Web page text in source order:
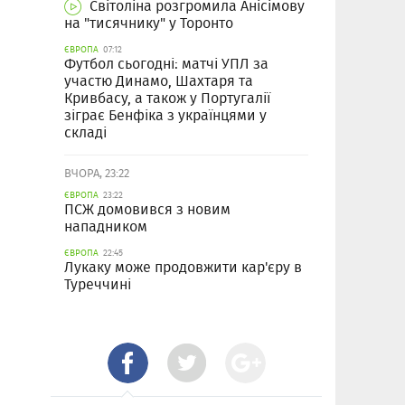
Світоліна розгромила Анісімову
на "тисячнику" у Торонто
ЄВРОПА 07:12
Футбол сьогодні: матчі УПЛ за
участю Динамо, Шахтаря та
Кривбасу, а також у Португалії
зіграє Бенфіка з українцями у
складі
ВЧОРА, 23:22
ЄВРОПА 23:22
ПСЖ домовився з новим
нападником
ЄВРОПА 22:45
Лукаку може продовжити кар'єру в
Туреччині